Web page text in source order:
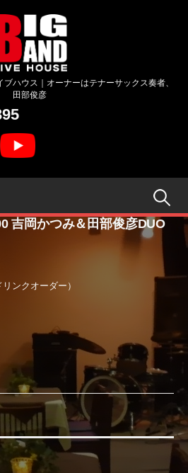
ハウス｜オーナーはテナーサックス奏者、
田部俊彦
検
索:
吉岡かつみ＆田部俊彦DUO
ンクオーダー）